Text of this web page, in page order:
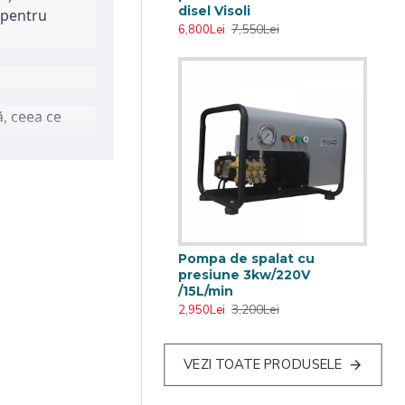
ceea ce
disel Visoli
6,800Lei 7,550Lei
Pompa de spalat cu
presiune 3kw/220V
/15L/min
2,950Lei 3,200Lei
VEZI TOATE PRODUSELE